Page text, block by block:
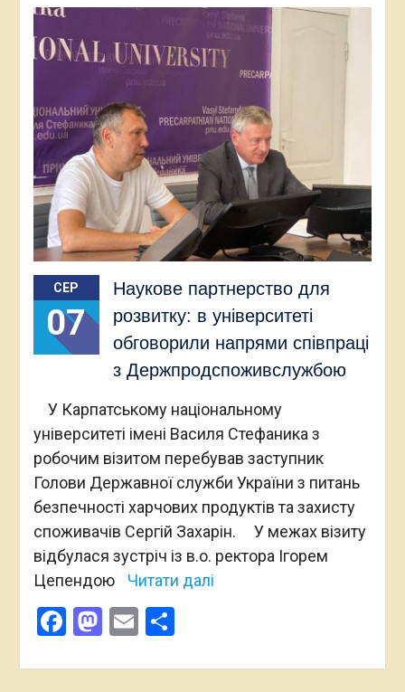
СЕР
07
Наукове партнерство для
розвитку: в університеті
обговорили напрями співпраці
з Держпродспоживслужбою
У Карпатському національному
університеті імені Василя Стефаника з
робочим візитом перебував заступник
Голови Державної служби України з питань
безпечності харчових продуктів та захисту
споживачів Сергій Захарін. У межах візиту
відбулася зустріч із в.о. ректора Ігорем
Цепендою
Читати далі
Facebook
Mastodon
EmailПоділитися